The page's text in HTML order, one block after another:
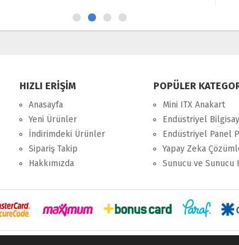
HIZLI ERİŞİM
Anasayfa
Yeni Ürünler
İndirimdeki Ürünler
Sipariş Takip
Hakkımızda
POPÜLER
Mini ITX Anakart
Endüstriyel
Endüstriyel Panel
Yapay Zeka
Sunucu ve Sunucu